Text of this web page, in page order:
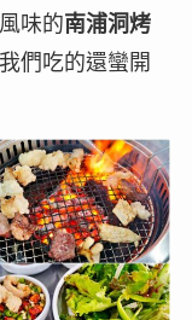
味的南浦洞烤
們吃的還蠻開